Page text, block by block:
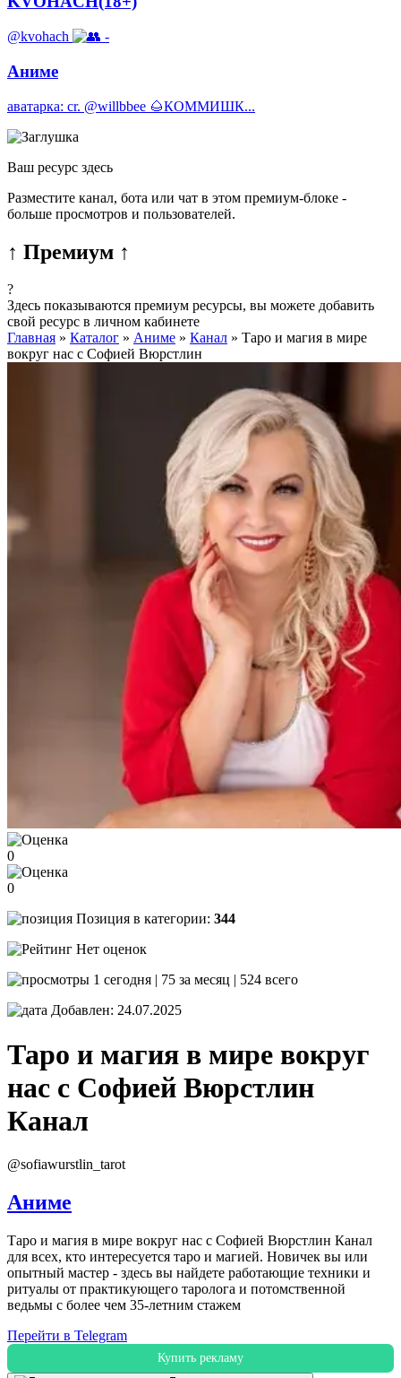
@kvohach -
Аниме
аватарка: cr. @willbbee 🌰КОММИШК...
Ваш ресурс здесь
Разместите канал, бота или чат в этом премиум-блоке -
больше просмотров и пользователей.
↑ Премиум ↑
?
Здесь показываются премиум ресурсы, вы можете добавить
свой ресурс в личном кабинете
Главная » Каталог » Аниме » Канал » Таро и магия в мире
вокруг нас с Софией Вюрстлин
0
0
Позиция в категории: 344
Нет оценок
1 сегодня | 75 за месяц | 524 всего
Добавлен: 24.07.2025
Таро и магия в мире вокруг
нас с Софией Вюрстлин
Канал
@sofiawurstlin_tarot
Аниме
Таро и магия в мире вокруг нас с Софией Вюрстлин Канал
для всех, кто интересуется таро и магией. Новичек вы или
опытный мастер - здесь вы найдете работающие техники и
ритуалы от практикующего таролога и потомственной
ведьмы с более чем 35-летним стажем
Перейти в Telegram
Купить рекламу